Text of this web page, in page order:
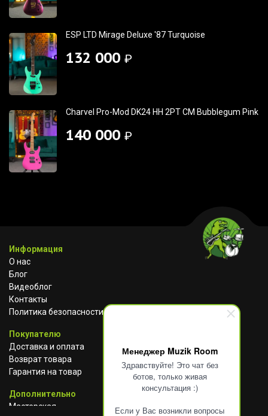
Менеджер Muzik Room
Здравствуйте! Это чат без
ботов, только живая
консультация :)
Если у Вас возникли вопросы
ESP LTD Mirage Deluxe '87 Turquoise
132 000 ₽
Charvel Pro-Mod DK24 HH 2PT CM Bubblegum Pink
140 000 ₽
Информация
О нас
Блог
Видеоблог
Контакты
Политика безопасности
Покупателю
Доставка и оплата
Возврат товара
Гарантия на товар
Дополнительно
Мастерская